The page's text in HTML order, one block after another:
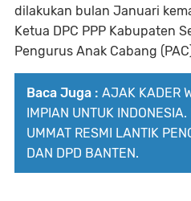
dilakukan bulan Januari
Ketua DPC PPP Kabupaten
Pengurus Anak Cabang
Baca Juga : AJAK KADER
IMPIAN UNTUK INDONESIA.
UMMAT RESMI LANTIK
DAN DPD BANTEN.